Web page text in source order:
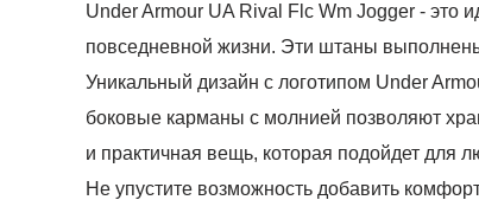
Under Armour UA Rival Flc Wm Jogger - это
повседневной жизни. Эти штаны
Уникальный дизайн с логотипом Under
боковые карманы с молнией позволяют
и практичная вещь, которая подойдет для
Не упустите возможность добавить